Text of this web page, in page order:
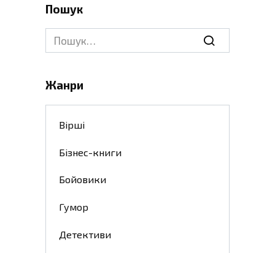
Пошук
Search
for:
Жанри
Вірші
Бізнес-книги
Бойовики
Гумор
Детективи